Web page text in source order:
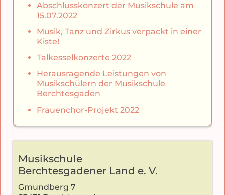
Abschlusskonzert der Musikschule am
15.07.2022
Musik, Tanz und Zirkus verpackt in einer
Kiste!
Talkesselkonzerte 2022
Herausragende Leistungen von
Musikschülern der Musikschule
Berchtesgaden
Frauenchor-Projekt 2022
Musikschule
Berchtesgadener Land e. V.
Gmundberg 7